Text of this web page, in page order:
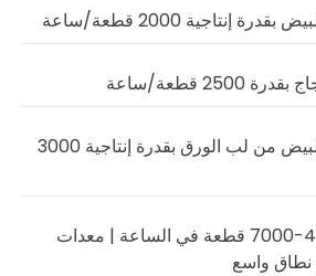
إنتاجية 2000 قطعة/ساعة
قطعة/ساعة
ماكينة صناعة أطباق البيض من لب الورق بقدرة إنتاجية 3000
آلة صواني البيض 4000-7000 قطعة في الساعة | معدات
واسع